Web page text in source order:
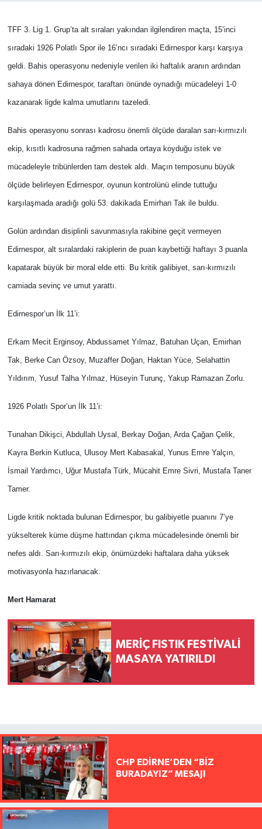
TFF 3. Lig 1. Grup’ta alt sıraları yakından ilgilendiren maçta, 15’inci
sıradaki 1926 Polatlı Spor ile 16’ncı sıradaki Edirnespor karşı karşıya
geldi. Bahis operasyonu nedeniyle verilen iki haftalık aranın ardından
sahaya dönen Edirnespor, taraftarı önünde oynadığı mücadeleyi 1-0
kazanarak ligde kalma umutlarını tazeledi.
Bahis operasyonu sonrası kadrosu önemli ölçüde daralan sarı-kırmızılı
ekip, kısıtlı kadrosuna rağmen sahada ortaya koyduğu istek ve
mücadeleyle tribünlerden tam destek aldı. Maçın temposunu büyük
ölçüde belirleyen Edirnespor, oyunun kontrolünü elinde tuttuğu
karşılaşmada aradığı golü 53. dakikada Emirhan Tak ile buldu.
Golün ardından disiplinli savunmasıyla rakibine geçit vermeyen
Edirnespor, alt sıralardaki rakiplerin de puan kaybettiği haftayı 3 puanla
kapatarak büyük bir moral elde etti. Bu kritik galibiyet, sarı-kırmızılı
camiada sevinç ve umut yarattı.
Edirnespor’un İlk 11’i:
Erkam Mecit Erginsoy, Abdussamet Yılmaz, Batuhan Uçan, Emirhan
Tak, Berke Can Özsoy, Muzaffer Doğan, Haktan Yüce, Selahattin
Yıldırım, Yusuf Talha Yılmaz, Hüseyin Turunç, Yakup Ramazan Zorlu.
1926 Polatlı Spor’un İlk 11’i:
Tunahan Dikişci, Abdullah Uysal, Berkay Doğan, Arda Çağan Çelik,
Kayra Berkin Kutluca, Ulusoy Mert Kabasakal, Yunus Emre Yalçın,
İsmail Yardımcı, Uğur Mustafa Türk, Mücahit Emre Sivri, Mustafa Taner
Tamer.
Ligde kritik noktada bulunan Edirnespor, bu galibiyetle puanını 7’ye
yükselterek küme düşme hattından çıkma mücadelesinde önemli bir
nefes aldı. Sarı-kırmızılı ekip, önümüzdeki haftalara daha yüksek
motivasyonla hazırlanacak.
Mert Hamarat
MERİÇ FISTIK FESTİVALİ
MASAYA YATIRILDI
CHP EDİRNE’DEN “BİZ
BURADAYIZ” MESAJI